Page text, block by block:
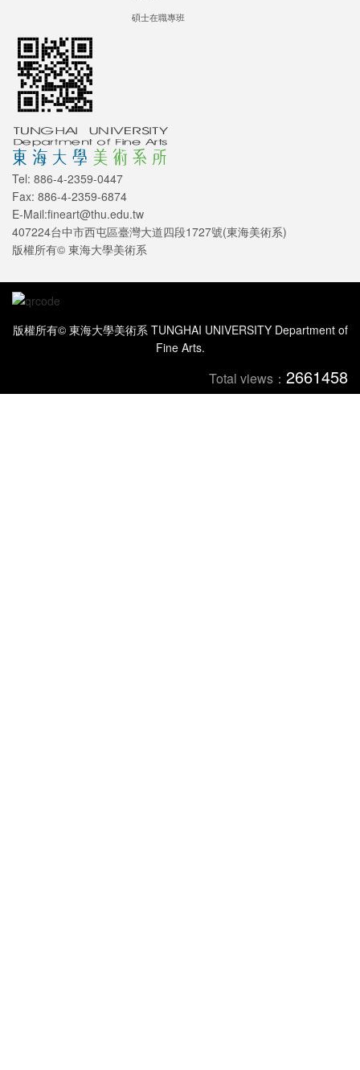
碩士在職專班
Tel: 886-4-2359-0447
Fax: 886-4-2359-6874
E-Mail:fineart@thu.edu.tw
407224台中市西屯區臺灣大道四段1727號(東海美術系)
版權所有© 東海大學美術系
版權所有© 東海大學美術系 TUNGHAI UNIVERSITY Department of
Fine Arts.
Total views： 2661458